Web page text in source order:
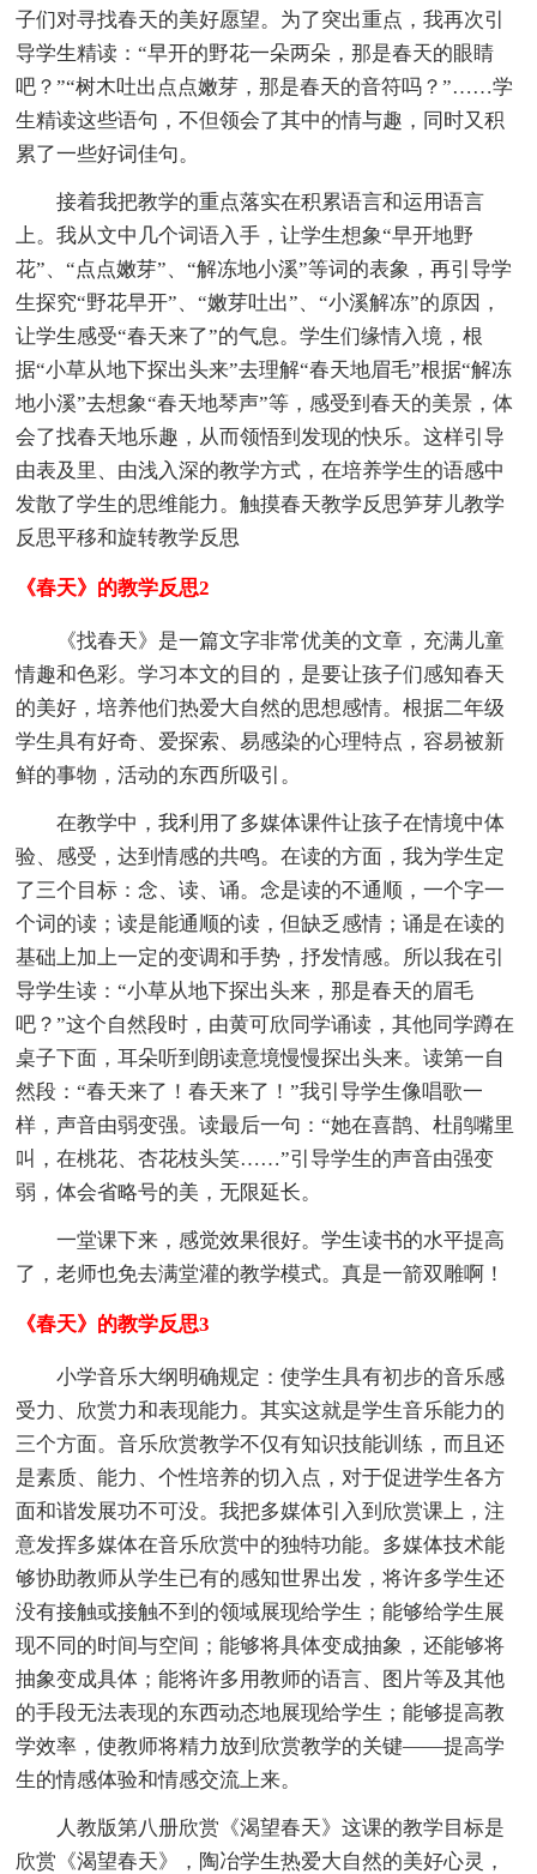
子们对寻找春天的美好愿望。为了突出重点，我再次引
导学生精读：“早开的野花一朵两朵，那是春天的眼睛
吧？”“树木吐出点点嫩芽，那是春天的音符吗？”……学
生精读这些语句，不但领会了其中的情与趣，同时又积
累了一些好词佳句。
接着我把教学的重点落实在积累语言和运用语言
上。我从文中几个词语入手，让学生想象“早开地野
花”、“点点嫩芽”、“解冻地小溪”等词的表象，再引导学
生探究“野花早开”、“嫩芽吐出”、“小溪解冻”的原因，
让学生感受“春天来了”的气息。学生们缘情入境，根
据“小草从地下探出头来”去理解“春天地眉毛”根据“解冻
地小溪”去想象“春天地琴声”等，感受到春天的美景，体
会了找春天地乐趣，从而领悟到发现的快乐。这样引导
由表及里、由浅入深的教学方式，在培养学生的语感中
发散了学生的思维能力。触摸春天教学反思笋芽儿教学
反思平移和旋转教学反思
《春天》的教学反思2
《找春天》是一篇文字非常优美的文章，充满儿童
情趣和色彩。学习本文的目的，是要让孩子们感知春天
的美好，培养他们热爱大自然的思想感情。根据二年级
学生具有好奇、爱探索、易感染的心理特点，容易被新
鲜的事物，活动的东西所吸引。
在教学中，我利用了多媒体课件让孩子在情境中体
验、感受，达到情感的共鸣。在读的方面，我为学生定
了三个目标：念、读、诵。念是读的不通顺，一个字一
个词的读；读是能通顺的读，但缺乏感情；诵是在读的
基础上加上一定的变调和手势，抒发情感。所以我在引
导学生读：“小草从地下探出头来，那是春天的眉毛
吧？”这个自然段时，由黄可欣同学诵读，其他同学蹲在
桌子下面，耳朵听到朗读意境慢慢探出头来。读第一自
然段：“春天来了！春天来了！”我引导学生像唱歌一
样，声音由弱变强。读最后一句：“她在喜鹊、杜鹃嘴里
叫，在桃花、杏花枝头笑……”引导学生的声音由强变
弱，体会省略号的美，无限延长。
一堂课下来，感觉效果很好。学生读书的水平提高
了，老师也免去满堂灌的教学模式。真是一箭双雕啊！
《春天》的教学反思3
小学音乐大纲明确规定：使学生具有初步的音乐感
受力、欣赏力和表现能力。其实这就是学生音乐能力的
三个方面。音乐欣赏教学不仅有知识技能训练，而且还
是素质、能力、个性培养的切入点，对于促进学生各方
面和谐发展功不可没。我把多媒体引入到欣赏课上，注
意发挥多媒体在音乐欣赏中的独特功能。多媒体技术能
够协助教师从学生已有的感知世界出发，将许多学生还
没有接触或接触不到的领域展现给学生；能够给学生展
现不同的时间与空间；能够将具体变成抽象，还能够将
抽象变成具体；能将许多用教师的语言、图片等及其他
的手段无法表现的东西动态地展现给学生；能够提高教
学效率，使教师将精力放到欣赏教学的关键——提高学
生的情感体验和情感交流上来。
人教版第八册欣赏《渴望春天》这课的教学目标是
欣赏《渴望春天》，陶冶学生热爱大自然的美好心灵，